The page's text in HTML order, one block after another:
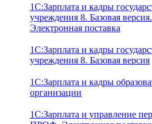
1С:Зарплата и кадры
учреждения 8. Базовая версия.
Электронная поставка
1С:Зарплата и кадры
учреждения 8. Базовая версия
1С:Зарплата и кадры
организации
1С:Зарплата и управление